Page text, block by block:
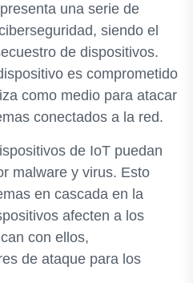
una serie de
siendo el
de dispositivos.
es comprometido
como medio para atacar
conectados a la red.
de IoT puedan
malware y virus. Esto
en cascada en la
afecten a los
con ellos,
de ataque para los